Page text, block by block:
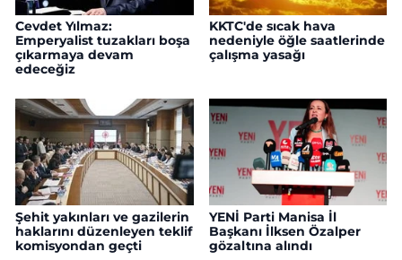
Cevdet Yılmaz:
Emperyalist tuzakları boşa
çıkarmaya devam
edeceğiz
KKTC'de sıcak hava
nedeniyle öğle saatlerinde
çalışma yasağı
Şehit yakınları ve gazilerin
haklarını düzenleyen teklif
komisyondan geçti
YENİ Parti Manisa İl
Başkanı İlksen Özalper
gözaltına alındı